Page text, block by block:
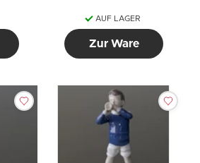
AUF LAGER
Zur Ware